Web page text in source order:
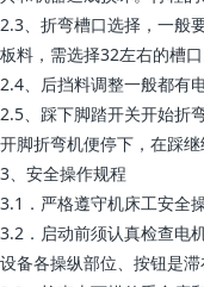
2.3、折弯槽口选择，一般
板料，需选择32左右的槽口
2.4、后挡料调整一般都有
2.5、踩下脚踏开关开始折
开脚折弯机便停下，在踩继
3、安全操作规程
3.1．严格遵守机床工安全
3.2．启动前须认真检查电
设备各操纵部位、按钮是滞